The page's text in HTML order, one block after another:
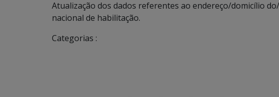
Atualização dos dados referentes ao endereço/domicílio
nacional de habilitação.
Categorias :